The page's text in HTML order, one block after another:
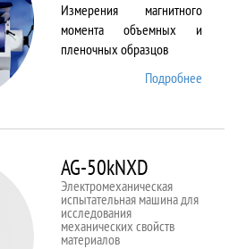
Измерения магнитного
момента объемных и
пленочных образцов
Подробнее
AG-50kNXD
Электромеханическая
испытательная машина для
исследования
механических свойств
материалов